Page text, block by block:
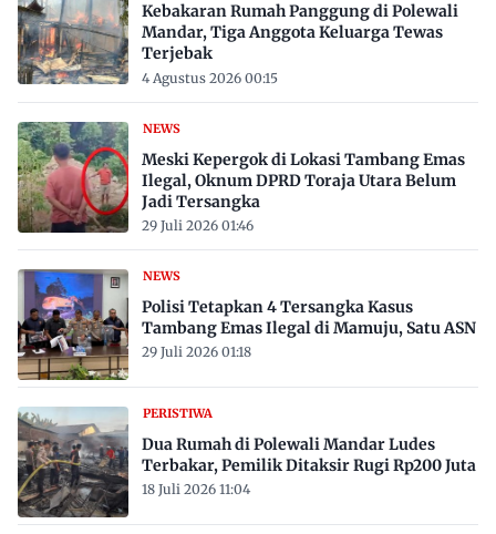
Kebakaran Rumah Panggung di Polewali
Mandar, Tiga Anggota Keluarga Tewas
Terjebak
4 Agustus 2026 00:15
NEWS
Meski Kepergok di Lokasi Tambang Emas
Ilegal, Oknum DPRD Toraja Utara Belum
Jadi Tersangka
29 Juli 2026 01:46
NEWS
Polisi Tetapkan 4 Tersangka Kasus
Tambang Emas Ilegal di Mamuju, Satu ASN
29 Juli 2026 01:18
PERISTIWA
Dua Rumah di Polewali Mandar Ludes
Terbakar, Pemilik Ditaksir Rugi Rp200 Juta
18 Juli 2026 11:04